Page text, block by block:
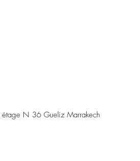
N 36 Gueliz Marrakech